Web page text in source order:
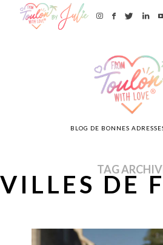
BLOG DE BONNES
TAG
VILLES DE